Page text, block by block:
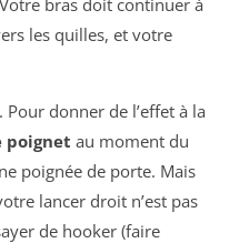
les quilles, et votre
donner de l’effet à la
au moment du
poignée de porte. Mais
lancer droit n’est pas
de hooker (faire